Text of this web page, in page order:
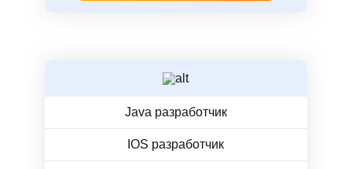
Java разработчик
IOS разработчик